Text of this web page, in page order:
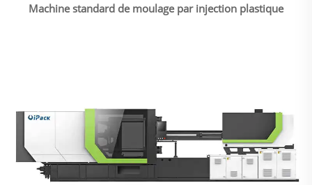
Machine standard de moulage par injection plastique